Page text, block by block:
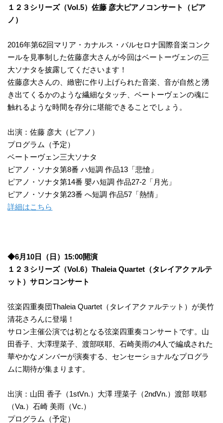
１２３シリーズ（Vol.5）佐藤 彦大ピアノコンサート（ピア
ノ）
2016年第62回マリア・カナルス・バルセロナ国際音楽コンク
ールを見事制した佐藤彦大さんが今回はベートーヴェンの三
大ソナタを披露してくださいます！
佐藤彦大さんの、緻密に作り上げられた音楽、音が自然と湧
き出てくるかのような繊細なタッチ、ベートーヴェンの魂に
触れるような時間を存分に堪能できることでしょう。
出演：佐藤 彦大（ピアノ）
プログラム（予定）
ベートーヴェン三大ソナタ
ピアノ・ソナタ第8番 ハ短調 作品13「悲愴」
ピアノ・ソナタ第14番 嬰ハ短調 作品27-2「月光」
ピアノ・ソナタ第23番 へ短調 作品57「熱情」
詳細はこちら
◆6月10日（日）15:00開演
１２３シリーズ（Vol.6）Thaleia Quartet（タレイアクァルテ
ット）サロンコンサート
弦楽四重奏団Thaleia Quartet（タレイアクァルテット）が美竹
清花さろんに登場！
サロン主催公演では初となる弦楽四重奏コンサートです。山
田香子、大澤理菜子、渡部咲耶、石崎美雨の4人で編成された
華やかなメンバーが演奏する、センセーショナルなプログラ
ムに期待が集まります。
出演：山田 香子（1stVn.）大澤 理菜子（2ndVn.）渡部 咲耶
（Va.）石崎 美雨（Vc.）
プログラム（予定）